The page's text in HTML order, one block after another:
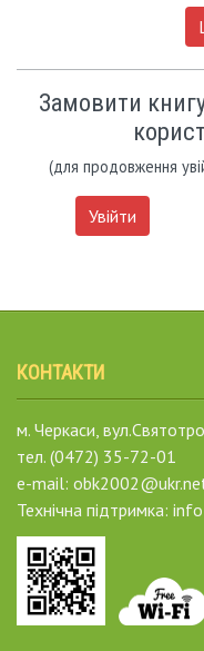
Замовити
(для продовження
Увійти
КОНТАКТИ
м. Черкаси,
тел. (0472) 35-72-01
e-mail:
Технічна підтримка: